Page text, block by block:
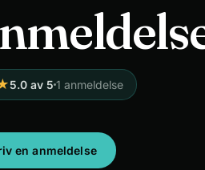
5.0av 5 1 anmeldelse
en anmeldelse